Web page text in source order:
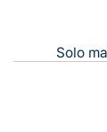
Solo